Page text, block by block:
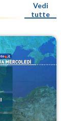
Vedi
tutte